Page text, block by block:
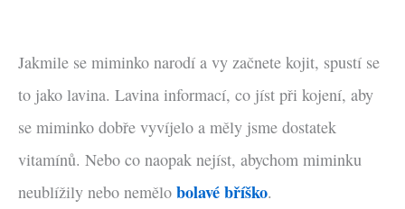
Jakmile se miminko narodí a vy začnete kojit, spustí se
to jako lavina. Lavina informací, co jíst při kojení, aby
se miminko dobře vyvíjelo a měly jsme dostatek
vitamínů. Nebo co naopak nejíst, abychom miminku
neublížily nebo nemělo bolavé bříško.